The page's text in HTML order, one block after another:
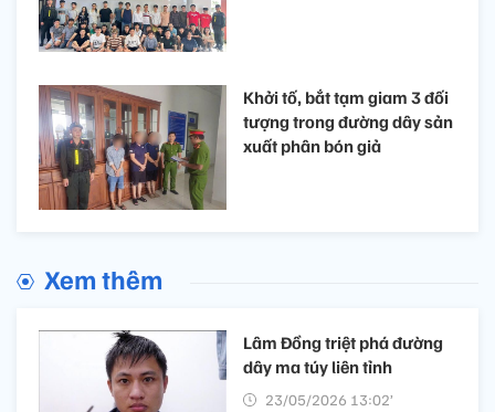
Khởi tố, bắt tạm giam 3 đối
tượng trong đường dây sản
xuất phân bón giả
Xem thêm
Lâm Đồng triệt phá đường
dây ma túy liên tỉnh
23/05/2026 13:02’